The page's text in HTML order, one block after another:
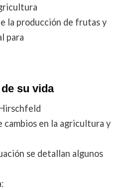
la producción de frutas y
para
su vida
cambios en la agricultura y
se detallan algunos